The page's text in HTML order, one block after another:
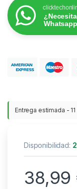
Whatsapp
Entrega estimada -
Disponibilidad:
38,99